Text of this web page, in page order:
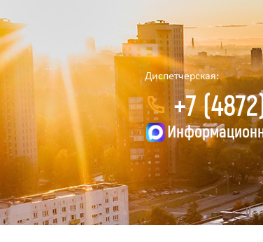
Диспетчерская:
+7